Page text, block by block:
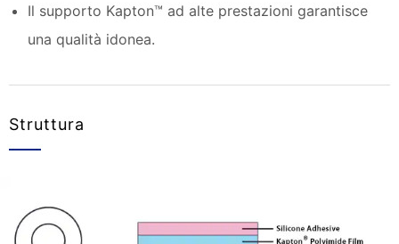
Il supporto Kapton™ ad alte prestazioni garantisce
una qualità idonea.
Struttura